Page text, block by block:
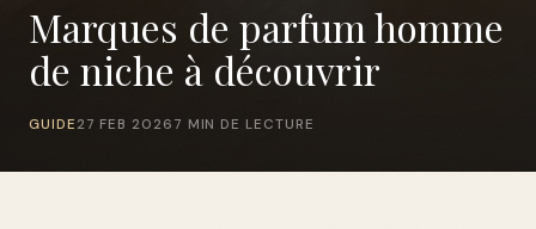
Marques de parfum homme
de niche à découvrir
GUIDE 27 FEB 2026 7 MIN DE LECTURE